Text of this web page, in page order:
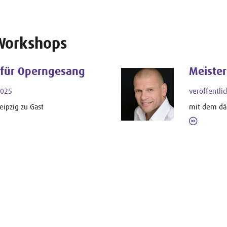
Operngesang
zu Gast
mit dem